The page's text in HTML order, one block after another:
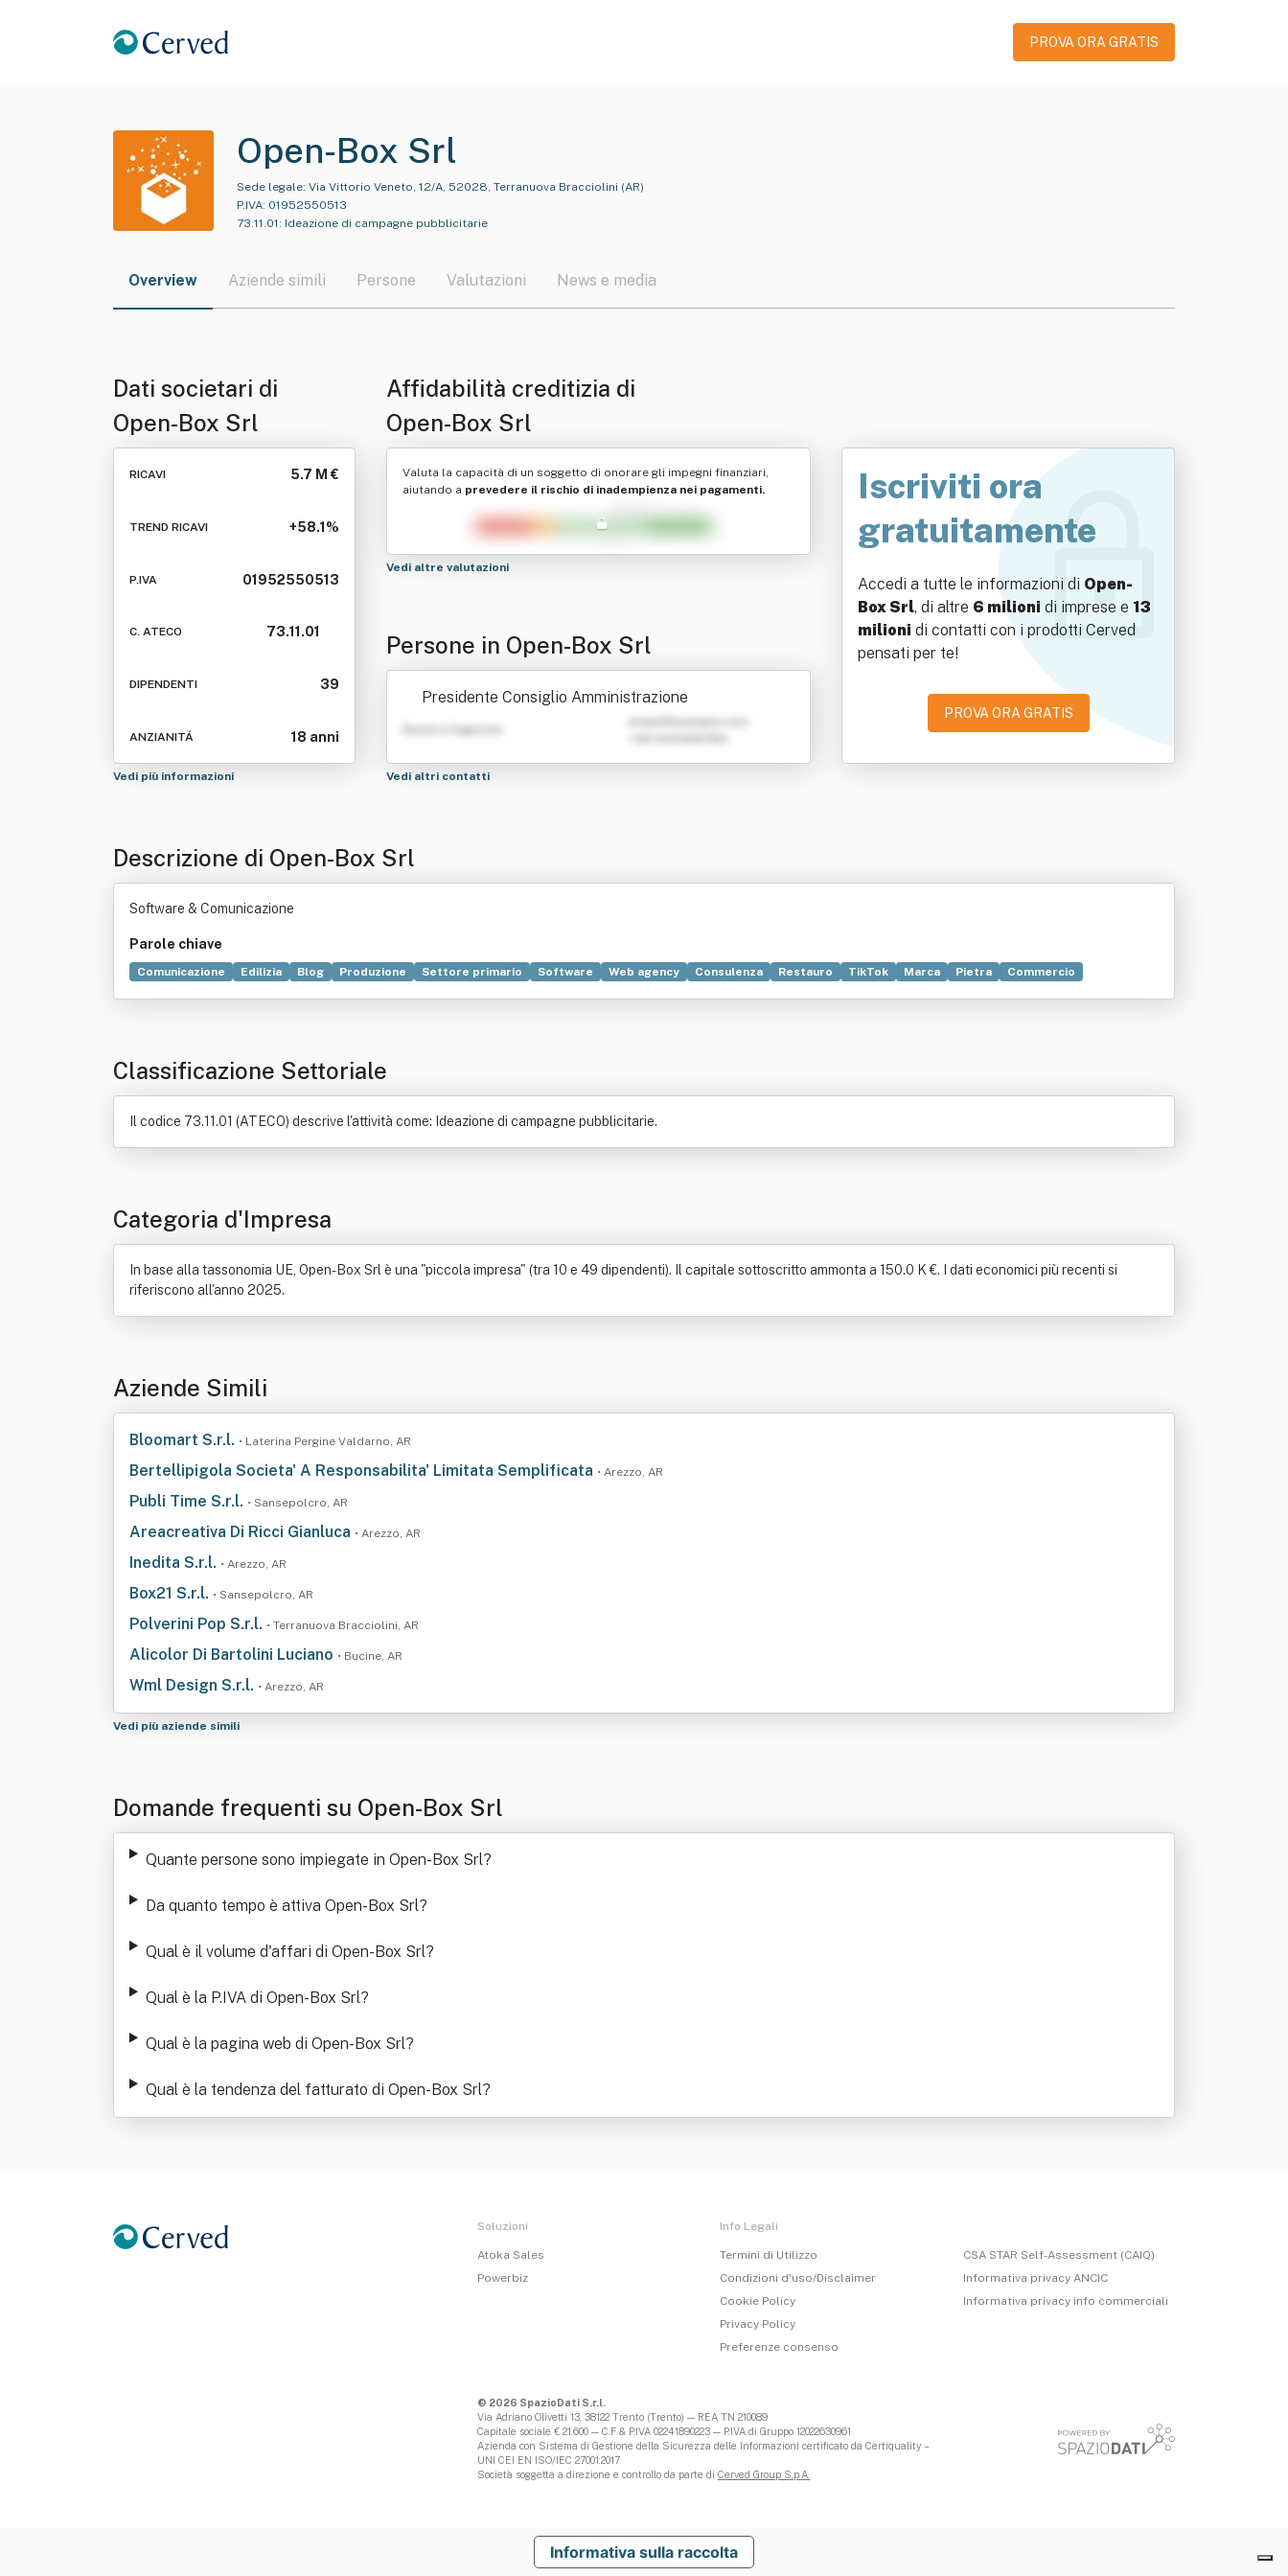
PROVA ORA GRATIS
Open-Box Srl
Sede legale: Via Vittorio Veneto, 12/A, 52028, Terranuova Bracciolini (AR)
P.IVA: 01952550513
73.11.01 : Ideazione di campagne pubblicitarie
Overview Aziende simili Persone Valutazioni News e media
Dati societari di
Open-Box Srl
RICAVI 5.7 M €
TREND RICAVI +58.1%
P.IVA 01952550513
C. ATECO 73.11.01
DIPENDENTI 39
ANZIANITÁ 18 anni
Vedi più informazioni
Affidabilità creditizia di
Open-Box Srl
Valuta la capacità di un soggetto di onorare gli impegni finanziari,
aiutando a prevedere il rischio di inadempienza nei pagamenti.
Vedi altre valutazioni
Persone in Open-Box Srl
Presidente Consiglio Amministrazione
Nome e Cognome
Vedi altri contatti
Iscriviti ora
gratuitamente
Accedi a tutte le informazioni di Open-
Box Srl, di altre 6 milioni di imprese e 13
milioni di contatti con i prodotti Cerved
pensati per te!
PROVA ORA GRATIS
Descrizione di Open-Box Srl
Software & Comunicazione
Parole chiave
Comunicazione Edilizia Blog Produzione Settore primario Software Web agency Consulenza Restauro TikTok Marca Pietra
Commercio
Classificazione Settoriale
Il codice 73.11.01 (ATECO) descrive l'attività come: Ideazione di campagne pubblicitarie.
Categoria d'Impresa
In base alla tassonomia UE, Open-Box Srl è una "piccola impresa" (tra 10 e 49 dipendenti). Il capitale sottoscritto ammonta a 150.0 K €. I dati economici più recenti si
riferiscono all'anno 2025.
Aziende Simili
Bloomart S.r.l. • Laterina Pergine Valdarno, AR
Bertellipigola Societa' A Responsabilita' Limitata Semplificata • Arezzo, AR
Publi Time S.r.l. • Sansepolcro, AR
Areacreativa Di Ricci Gianluca • Arezzo, AR
Inedita S.r.l. • Arezzo, AR
Box21 S.r.l. • Sansepolcro, AR
Polverini Pop S.r.l. • Terranuova Bracciolini, AR
Alicolor Di Bartolini Luciano • Bucine, AR
Wml Design S.r.l. • Arezzo, AR
Vedi più aziende simili
Domande frequenti su Open-Box Srl
Quante persone sono impiegate in Open-Box Srl?
Da quanto tempo è attiva Open-Box Srl?
Qual è il volume d'affari di Open-Box Srl?
Qual è la P.IVA di Open-Box Srl?
Qual è la pagina web di Open-Box Srl?
Qual è la tendenza del fatturato di Open-Box Srl?
Soluzioni
Atoka Sales
Powerbiz
Info Legali
Termini di Utilizzo
Condizioni d'uso/Disclaimer
Cookie Policy
Privacy Policy
Preferenze consenso
CSA STAR Self-Assessment (CAIQ)
Informativa privacy ANCIC
Informativa privacy info commerciali
© 2026 SpazioDati S.r.l.
Via Adriano Olivetti 13, 38122 Trento (Trento) — REA TN 210089
Capitale sociale € 21.600 — C.F & P.IVA 02241890223 — P.IVA di Gruppo 12022630961
Azienda con Sistema di Gestione della Sicurezza delle Informazioni certificato da Certiquality –
UNI CEI EN ISO/IEC 27001:2017
Società soggetta a direzione e controllo da parte di Cerved Group S.p.A.
Informativa sulla raccolta